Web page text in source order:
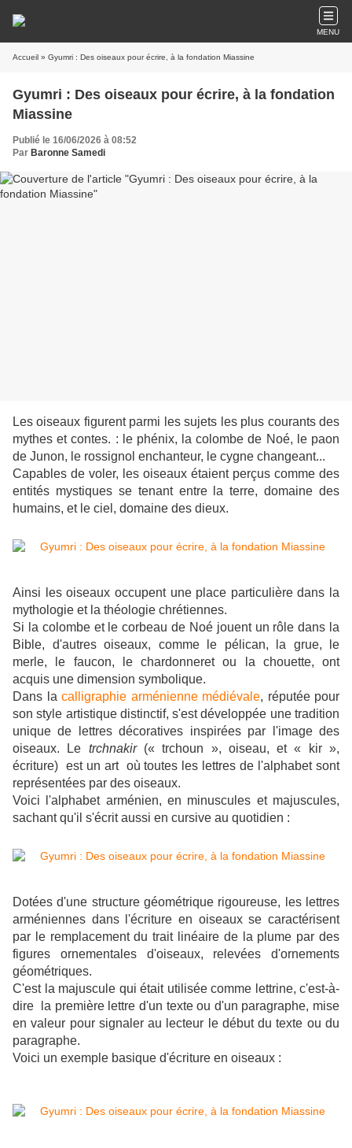
MENU
Accueil » Gyumri : Des oiseaux pour écrire, à la fondation Miassine
Gyumri : Des oiseaux pour écrire, à la fondation
Miassine
Publié le 16/06/2026 à 08:52
Par Baronne Samedi
Les oiseaux figurent parmi les sujets les plus courants des
mythes et contes. : le phénix, la colombe de Noé, le paon
de Junon, le rossignol enchanteur, le cygne changeant...
Capables de voler, les oiseaux étaient perçus comme des
entités mystiques se tenant entre la terre, domaine des
humains, et le ciel, domaine des dieux.
Ainsi les oiseaux occupent une place particulière dans la
mythologie et la théologie chrétiennes.
Si la colombe et le corbeau de Noé jouent un rôle dans la
Bible, d'autres oiseaux, comme le pélican, la grue, le
merle, le faucon, le chardonneret ou la chouette, ont
acquis une dimension symbolique.
Dans la calligraphie arménienne médiévale, réputée pour
son style artistique distinctif, s'est développée une tradition
unique de lettres décoratives inspirées par l'image des
oiseaux. Le trchnakir(« trchoun », oiseau, et « kir »,
écriture) est un art où toutes les lettres de l'alphabet sont
représentées par des oiseaux.
Voici l'alphabet arménien, en minuscules et majuscules,
sachant qu'il s'écrit aussi en cursive au quotidien :
Dotées d'une structure géométrique rigoureuse, les lettres
arméniennes dans l'écriture en oiseaux se caractérisent
par le remplacement du trait linéaire de la plume par des
figures ornementales d'oiseaux, relevées d'ornements
géométriques.
C'est la majuscule qui était utilisée comme lettrine, c'est-à-
dire la première lettre d'un texte ou d'un paragraphe, mise
en valeur pour signaler au lecteur le début du texte ou du
paragraphe.
Voici un exemple basique d'écriture en oiseaux :